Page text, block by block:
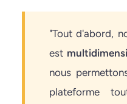
"Tout d'abord,
est
nous
plateforme